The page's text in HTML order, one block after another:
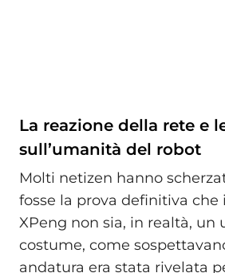
La reazione della rete e
sull’umanità del robot
Molti netizen hanno
fosse la prova definitiva che
XPeng non sia, in realtà, un
costume, come
andatura era stata rivelata